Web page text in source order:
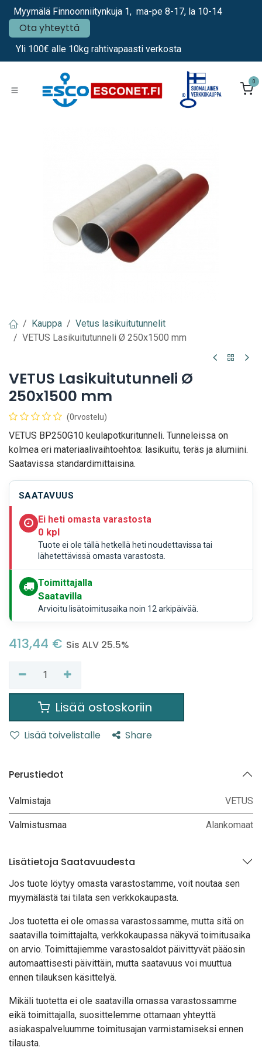
Siirry sisältöön
Myymälä Finnoonniitynkuja 1, ma-pe 8-17, la 10-14
Ota yhteyttä
Yli 100€ alle 10kg rahtivapaasti verkosta
0
Kauppa
Vetus lasikuitutunnelit
VETUS Lasikuitutunneli Ø 250x1500 mm
VETUS Lasikuitutunneli Ø
250x1500 mm
(0rvostelu)
VETUS BP250G10 keulapotkuritunneli. Tunneleissa on
kolmea eri materiaalivaihtoehtoa: lasikuitu, teräs ja alumiini.
Saatavissa standardimittaisina.
SAATAVUUS
Ei heti omasta varastosta
0 kpl
Tuote ei ole tällä hetkellä heti noudettavissa tai
lähetettävissä omasta varastosta.
Toimittajalla
Saatavilla
Arvioitu lisätoimitusaika noin 12 arkipäivää.
413,44 € Sis ALV 25.5%
Lisää ostoskoriin
Lisää toivelistalle Share
Perustiedot
Valmistaja VETUS
Valmistusmaa Alankomaat
Lisätietoja Saatavuudesta
Jos tuote löytyy omasta varastostamme, voit noutaa sen
myymälästä tai tilata sen verkkokaupasta.
Jos tuotetta ei ole omassa varastossamme, mutta sitä on
saatavilla toimittajalta, verkkokaupassa näkyvä toimitusaika
on arvio. Toimittajiemme varastosaldot päivittyvät pääosin
automaattisesti päivittäin, mutta saatavuus voi muuttua
ennen tilauksen käsittelyä.
Mikäli tuotetta ei ole saatavilla omassa varastossamme
eikä toimittajalla, suosittelemme ottamaan yhteyttä
asiakaspalveluumme toimitusajan varmistamiseksi ennen
tilausta.